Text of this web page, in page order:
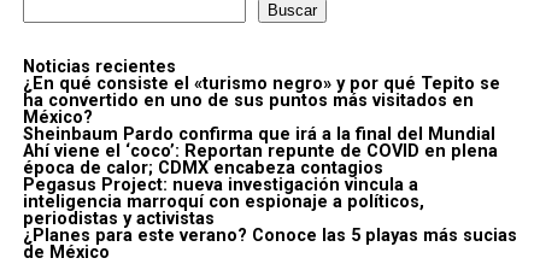
Buscar
Noticias recientes
¿En qué consiste el «turismo negro» y por qué Tepito se
ha convertido en uno de sus puntos más visitados en
México?
Sheinbaum Pardo confirma que irá a la final del Mundial
Ahí viene el ‘coco’: Reportan repunte de COVID en plena
época de calor; CDMX encabeza contagios
Pegasus Project: nueva investigación vincula a
inteligencia marroquí con espionaje a políticos,
periodistas y activistas
¿Planes para este verano? Conoce las 5 playas más sucias
de México